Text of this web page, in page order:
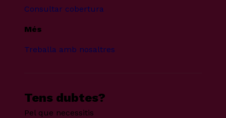
Consultar cobertura
Més
Treballa amb nosaltres
Tens dubtes?
Pel que necessitis